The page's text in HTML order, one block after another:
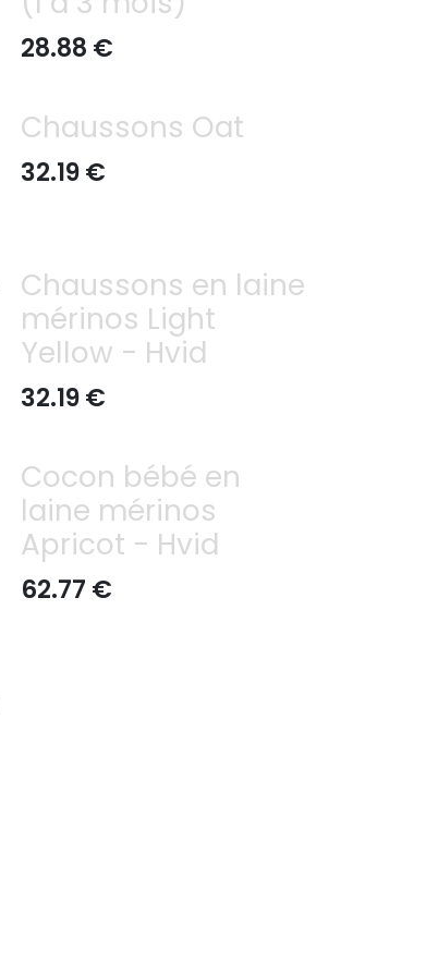
28.88 €
Chaussons Oat
32.19€
Chaussons en laine
mérinos Light
Yellow - Hvid
32.19€
Cocon bébé en
laine mérinos
Apricot - Hvid
62.77 €